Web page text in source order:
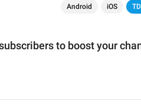
Android iOS
to boost your